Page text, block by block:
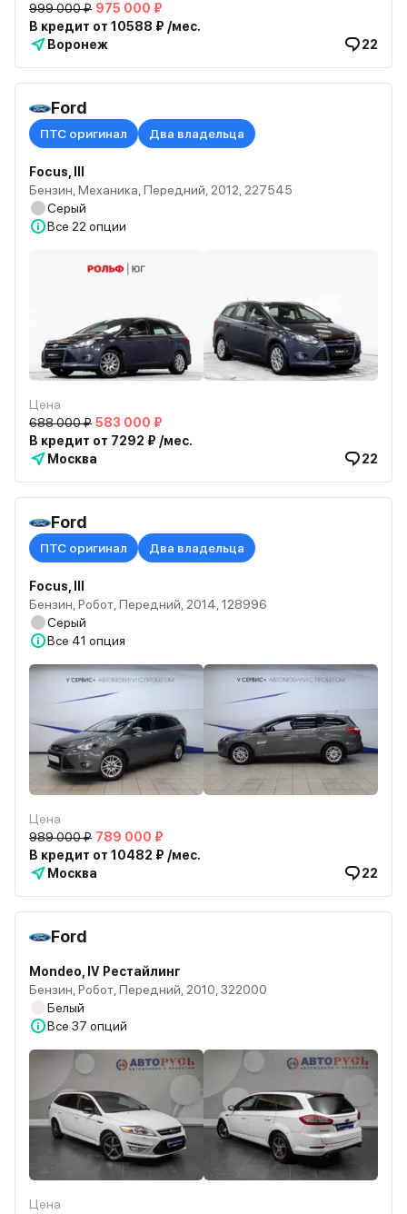
999 000 ₽ 975 000 ₽
В кредит от 10588 ₽ /мес.
Воронеж
22
Ford
ПТС оригинал Два владельца
Focus, III
Бензин, Механика, Передний, 2012, 227545
Серый
Все 22 опции
Цена
688 000 ₽ 583 000 ₽
В кредит от 7292 ₽ /мес.
Москва
22
Ford
ПТС оригинал Два владельца
Focus, III
Бензин, Робот, Передний, 2014, 128996
Серый
Все 41 опция
Цена
989 000 ₽ 789 000 ₽
В кредит от 10482 ₽ /мес.
Москва
22
Ford
Mondeo, IV Рестайлинг
Бензин, Робот, Передний, 2010, 322000
Белый
Все 37 опций
Цена